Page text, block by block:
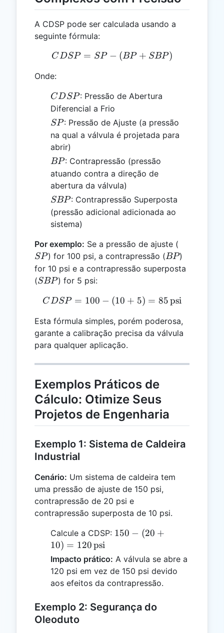
A CDSP pode ser calculada usando a
seguinte fórmula:
CDSP = SP - (BP + SBP)
CDSP = SP − (BP + SBP)
Onde:
CDSP
CDSP: Pressão de Abertura
Diferencial a Frio
SP
SP: Pressão de Ajuste (a pressão
na qual a válvula é projetada para
abrir)
BP
BP: Contrapressão (pressão
atuando contra a direção de
abertura da válvula)
SBP
SBP: Contrapressão Superposta
(pressão adicional adicionada ao
sistema)
Por exemplo: Se a pressão de ajuste (
SP) for 100 psi, a contrapressão (BP
BP)
for 10 psi e a contrapressão superposta
(SBP
SBP) for 5 psi:
CDSP = 100 - (10 + 5)
CDSP = 100 − (10 + 5) = 85psi
Esta fórmula simples, porém poderosa,
garante a calibração precisa da válvula
para qualquer aplicação.
Exemplos Práticos de
Cálculo: Otimize Seus
Projetos de Engenharia
Exemplo 1: Sistema de Caldeira
Industrial
Cenário: Um sistema de caldeira tem
uma pressão de ajuste de 150 psi,
contrapressão de 20 psi e
contrapressão superposta de 10 psi.
Calcule a CDSP: 150 - (20
120 \,
\text{psi}
150 − (20 +
10) = 120psi
Impacto prático: A válvula se abre a
120 psi em vez de 150 psi devido
aos efeitos da contrapressão.
Exemplo 2: Segurança do
Oleoduto